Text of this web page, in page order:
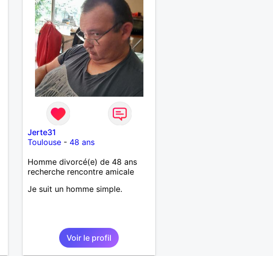
Jerte31
Toulouse - 48 ans
Homme divorcé(e) de 48 ans
recherche rencontre amicale
Je suit un homme simple.
Voir le profil